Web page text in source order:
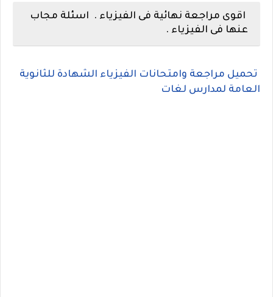
اقوى مراجعة نهائية فى الفيزياء .
اسئلة مجاب
عنها فى الفيزياء .
تحميل مراجعة وامتحانات الفيزياء الشهادة للثانوية
العامة لمدارس لغات